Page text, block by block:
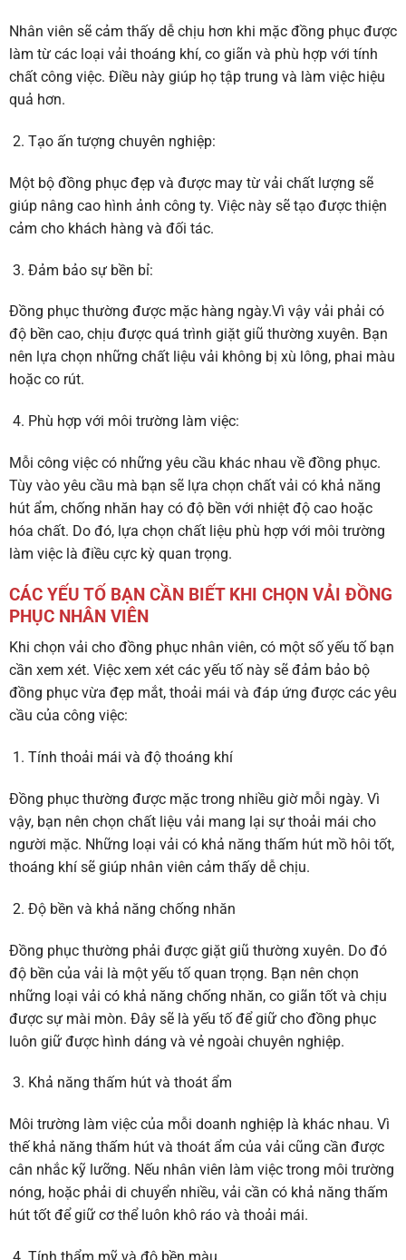
Nhân viên sẽ cảm thấy dễ chịu hơn khi mặc đồng phục được
làm từ các loại vải thoáng khí, co giãn và phù hợp với tính
chất công việc. Điều này giúp họ tập trung và làm việc hiệu
quả hơn.
Tạo ấn tượng chuyên nghiệp:
Một bộ đồng phục đẹp và được may từ vải chất lượng sẽ
giúp nâng cao hình ảnh công ty. Việc này sẽ tạo được thiện
cảm cho khách hàng và đối tác.
Đảm bảo sự bền bỉ:
Đồng phục thường được mặc hàng ngày.Vì vậy vải phải có
độ bền cao, chịu được quá trình giặt giũ thường xuyên. Bạn
nên lựa chọn những chất liệu vải không bị xù lông, phai màu
hoặc co rút.
Phù hợp với môi trường làm việc:
Mỗi công việc có những yêu cầu khác nhau về đồng phục.
Tùy vào yêu cầu mà bạn sẽ lựa chọn chất vải có khả năng
hút ẩm, chống nhăn hay có độ bền với nhiệt độ cao hoặc
hóa chất. Do đó, lựa chọn chất liệu phù hợp với môi trường
làm việc là điều cực kỳ quan trọng.
CÁC YẾU TỐ BẠN CẦN BIẾT KHI CHỌN VẢI ĐỒNG
PHỤC NHÂN VIÊN
Khi chọn vải cho đồng phục nhân viên, có một số yếu tố bạn
cần xem xét. Việc xem xét các yếu tố này sẽ đảm bảo bộ
đồng phục vừa đẹp mắt, thoải mái và đáp ứng được các yêu
cầu của công việc:
Tính thoải mái và độ thoáng khí
Đồng phục thường được mặc trong nhiều giờ mỗi ngày. Vì
vậy, bạn nên chọn chất liệu vải mang lại sự thoải mái cho
người mặc. Những loại vải có khả năng thấm hút mồ hôi tốt,
thoáng khí sẽ giúp nhân viên cảm thấy dễ chịu.
Độ bền và khả năng chống nhăn
Đồng phục thường phải được giặt giũ thường xuyên. Do đó
độ bền của vải là một yếu tố quan trọng. Bạn nên chọn
những loại vải có khả năng chống nhăn, co giãn tốt và chịu
được sự mài mòn. Đây sẽ là yếu tố để giữ cho đồng phục
luôn giữ được hình dáng và vẻ ngoài chuyên nghiệp.
Khả năng thấm hút và thoát ẩm
Môi trường làm việc của mỗi doanh nghiệp là khác nhau. Vì
thế khả năng thấm hút và thoát ẩm của vải cũng cần được
cân nhắc kỹ lưỡng. Nếu nhân viên làm việc trong môi trường
nóng, hoặc phải di chuyển nhiều, vải cần có khả năng thấm
hút tốt để giữ cơ thể luôn khô ráo và thoải mái.